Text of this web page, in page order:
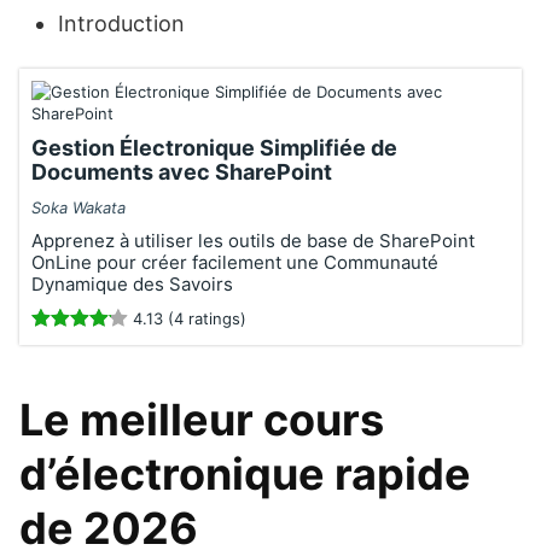
Introduction
Gestion Électronique Simplifiée de
Documents avec SharePoint
Soka Wakata
Apprenez à utiliser les outils de base de SharePoint
OnLine pour créer facilement une Communauté
Dynamique des Savoirs
4.13 (4 ratings)
Le meilleur cours
d’électronique rapide
de 2026